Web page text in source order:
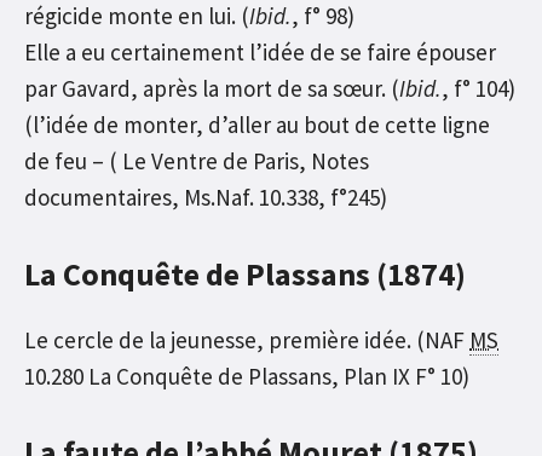
régicide monte en lui. (Ibid., f° 98)
Elle a eu certainement l’idée de se faire épouser
par Gavard, après la mort de sa sœur. (Ibid., f° 104)
(l’idée de monter, d’aller au bout de cette ligne
de feu – ( Le Ventre de Paris, Notes
documentaires, Ms.Naf. 10.338, f°245)
La Conquête de Plassans (1874)
Le cercle de la jeunesse, première idée. (NAF MS
10.280 La Conquête de Plassans, Plan IX F° 10)